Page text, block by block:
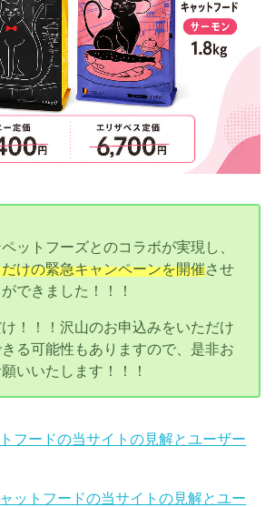
ットフーズとのコラボが実現し、
けの緊急キャンペーンを開催させ
できました！！！
！！！沢山のお申込みをいただけ
る可能性もありますので、是非お
いいたします！！！
フードの当サイトの見解とユーザー
ットフードの当サイトの見解とユー